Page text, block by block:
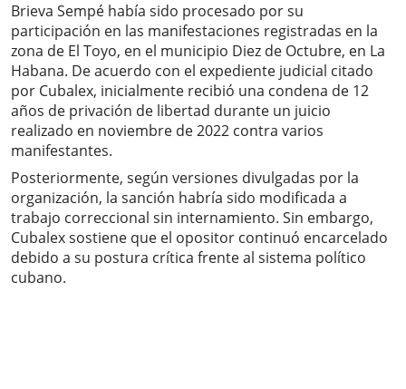
Brieva Sempé había sido procesado por su
participación en las manifestaciones registradas en la
zona de El Toyo, en el municipio Diez de Octubre, en La
Habana. De acuerdo con el expediente judicial citado
por Cubalex, inicialmente recibió una condena de 12
años de privación de libertad durante un juicio
realizado en noviembre de 2022 contra varios
manifestantes.
Posteriormente, según versiones divulgadas por la
organización, la sanción habría sido modificada a
trabajo correccional sin internamiento. Sin embargo,
Cubalex sostiene que el opositor continuó encarcelado
debido a su postura crítica frente al sistema político
cubano.